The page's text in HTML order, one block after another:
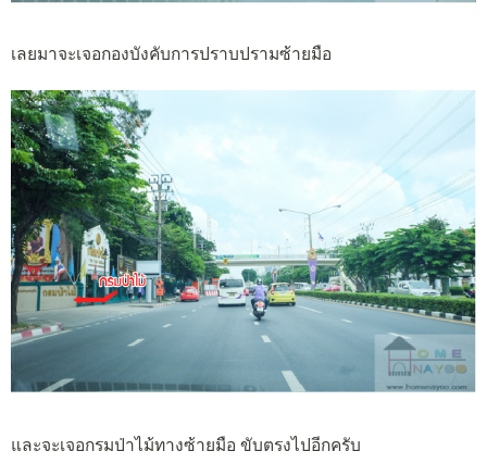
เลยมาจะเจอกองบังคับการปราบปรามซ้ายมือ
และจะเจอกรมป่าไม้ทางซ้ายมือ ขับตรงไปอีกครับ